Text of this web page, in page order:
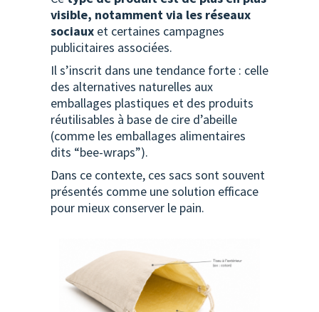
visible, notamment via les réseaux
sociauxet certaines campagnes
publicitaires associées.
Il s’inscrit dans une tendance forte : celle
des alternatives naturelles aux
emballages plastiques et des produits
réutilisables à base de cire d’abeille
(comme les emballages alimentaires
dits “bee-wraps”).
Dans ce contexte, ces sacs sont souvent
présentés comme une solution efficace
pour mieux conserver le pain.